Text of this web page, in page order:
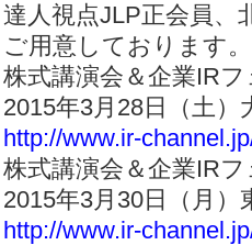
達人視点JLP正会員、
ご用意しております。
株式講演会＆企業IR
2015年3月28日（土
http://www.ir-
株式講演会＆企業IR
2015年3月30日（月
http://www.ir-